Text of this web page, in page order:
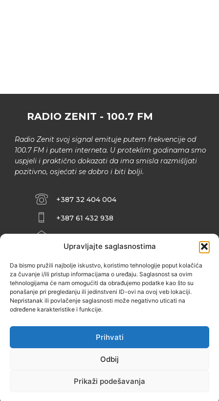
Upravljajte saglasnostima
Da bismo pružili najbolje iskustvo, koristimo tehnologije poput kolačića
za čuvanje i/ili pristup informacijama o uređaju. Saglasnost sa ovim
tehnologijama će nam omogućiti da obrađujemo podatke kao što su
ponašanje pri pregledanju ili jedinstveni ID-ovi na ovoj veb lokaciji.
Nepristanak ili povlačenje saglasnosti može negativno uticati na
određene karakteristike i funkcije.
Prihvati
Odbij
Prikaži podešavanja
RADIO ZENIT - 100.7 FM
Radio Zenit svoj signal emituje putem frekvencije od
100.7 FM i putem interneta. U proteklim godinama smo
uspjeli i praktično dokazati da ima smisla razmišljati
pozitivno, osjećati se dobro i biti bolji.
+387 32 404 004
+387 61 432 938
INFO@ZENIT.BA
ZENIČANKA, 3. SPRAT), 72000 ZENICA